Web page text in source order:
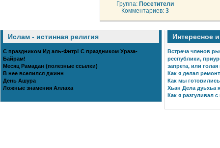
Группа: Посетители
Комментариев: 3
Ислам - истинная религия
С праздником Ид аль-Фитр! С праздником Ураза-
Байрам!
Месяц Рамадан (полезные ссылки)
В нее вселился джинн
День Ашура
Ложные знамения Аллаха
Интересное
Встреча членов
республики,
запрета, или
Как я делал
Как мы
Хьан Дела дуьхьа
Как я разгуливал